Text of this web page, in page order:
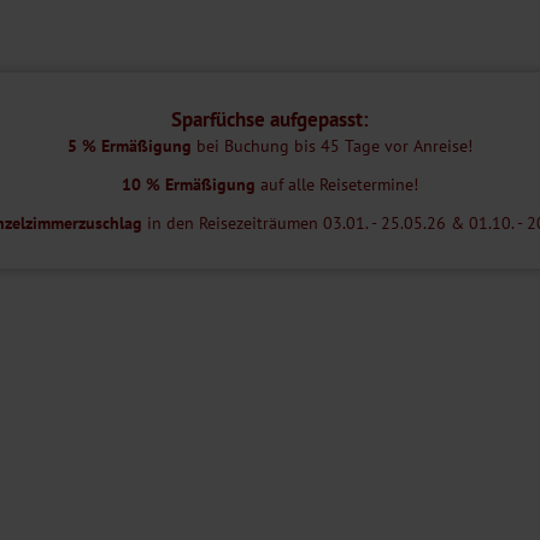
der Dampfsauna oder der Infrarotsauna. Ein kleiner
nicht geeignet. Bitte kontaktieren Sie im Zweifel unser
Sparfüchse aufgepasst:
5 % Ermäßigung bei Buchung bis 45 Tage vor Anreise!
10 % Ermäßigung auf alle Reisetermine!
in den Reisezeiträumen 03.01. - 25.05.26 & 01.10. -